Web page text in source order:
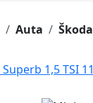
Auta Škoda